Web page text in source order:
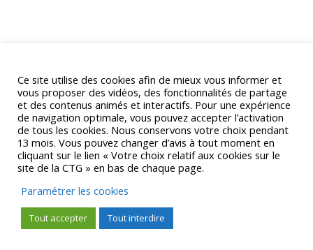
Ce site utilise des cookies afin de mieux vous informer et
vous proposer des vidéos, des fonctionnalités de partage
et des contenus animés et interactifs. Pour une expérience
de navigation optimale, vous pouvez accepter l’activation
de tous les cookies. Nous conservons votre choix pendant
13 mois. Vous pouvez changer d’avis à tout moment en
cliquant sur le lien « Votre choix relatif aux cookies sur le
site de la CTG » en bas de chaque page.
Paramétrer les cookies
Tout accepter Tout interdire